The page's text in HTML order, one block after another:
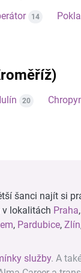
14
20
šanci najít si
v lokalitách Praha,
, Pardubice, Zlín
služby. A